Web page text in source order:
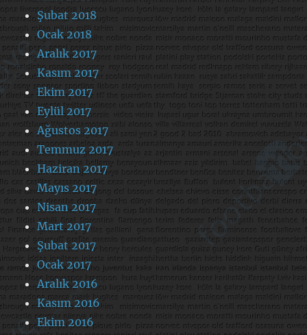
Şubat 2018
Ocak 2018
Aralık 2017
Kasım 2017
Ekim 2017
Eylül 2017
Ağustos 2017
Temmuz 2017
Haziran 2017
Mayıs 2017
Nisan 2017
Mart 2017
Şubat 2017
Ocak 2017
Aralık 2016
Kasım 2016
Ekim 2016